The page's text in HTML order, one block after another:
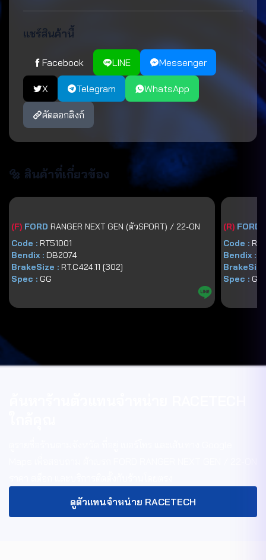
แชร์สินค้านี้
Facebook LINE Messenger
X Telegram WhatsApp
คัดลอกลิงก์
🔩 สินค้าที่เกี่ยวข้อง
(F) FORD RANGER NEXT GEN (ตัวSPORT) / 22-ON
Code : RT51001
Bendix : DB2074
BrakeSize : RT.C424.11 [302]
Spec : GG
(R) FORD
Code :
Bendix :
Spec : GG
ดูตัวแทนจำหน่าย RACETECH